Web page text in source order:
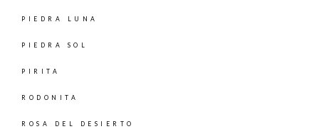
PIEDRA LUNA
PIEDRA SOL
PIRITA
RODONITA
ROSA DEL DESIERTO